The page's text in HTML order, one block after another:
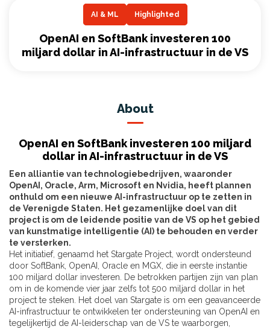
AI & ML Highlighted
OpenAI en SoftBank investeren 100
miljard dollar in AI-infrastructuur in de VS
About
OpenAI en SoftBank investeren 100 miljard
dollar in AI-infrastructuur in de VS
Een alliantie van technologiebedrijven, waaronder
OpenAI, Oracle, Arm, Microsoft en Nvidia, heeft plannen
onthuld om een nieuwe AI-infrastructuur op te zetten in
de Verenigde Staten. Het gezamenlijke doel van dit
project is om de leidende positie van de VS op het gebied
van kunstmatige intelligentie (AI) te behouden en verder
te versterken.
Het initiatief, genaamd het Stargate Project, wordt ondersteund
door SoftBank, OpenAI, Oracle en MGX, die in eerste instantie
100 miljard dollar investeren. De betrokken partijen zijn van plan
om in de komende vier jaar zelfs tot 500 miljard dollar in het
project te steken. Het doel van Stargate is om een geavanceerde
AI-infrastructuur te ontwikkelen ter ondersteuning van OpenAI en
tegelijkertijd de AI-leiderschap van de VS te waarborgen,